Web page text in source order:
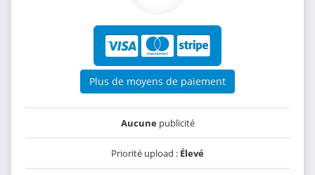
Plus de moyens de paiement
Aucunepublicité
Priorité upload : Élevé